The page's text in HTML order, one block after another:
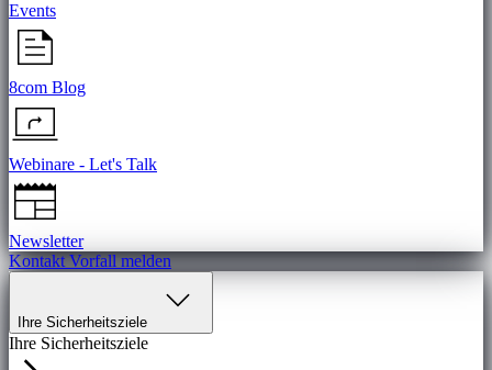
Events
8com Blog
Webinare - Let's Talk
Newsletter
KontaktVorfall melden
Ihre Sicherheitsziele
Ihre Sicherheitsziele